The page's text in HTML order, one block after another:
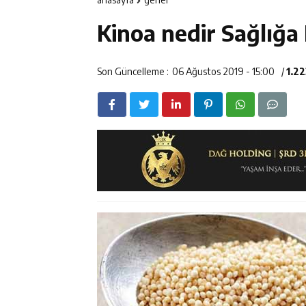
ETSO
12:14 Erzincan’da
12:13 Erzincan Erkek
17:03 Erzincan
Kinoa nedir
Son Güncelleme : 06 Ağustos 2019 - 15:00 /